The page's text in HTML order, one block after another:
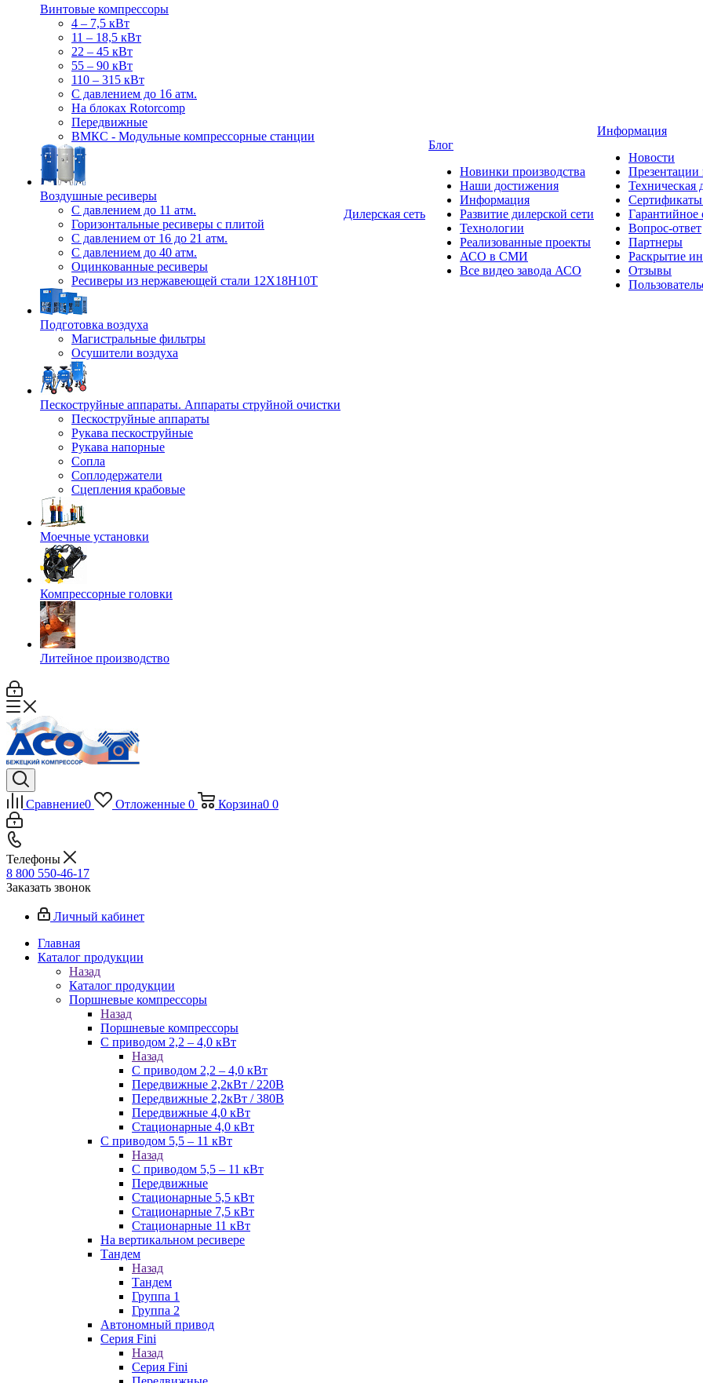
Винтовые компрессоры
4 – 7,5 кВт
11 – 18,5 кВт
22 – 45 кВт
55 – 90 кВт
110 – 315 кВт
С давлением до 16 атм.
На блоках Rotorcomp
Передвижные
ВМКС - Модульные компрессорные станции
Воздушные ресиверы
С давлением до 11 атм.
Горизонтальные ресиверы с плитой
С давлением от 16 до 21 атм.
С давлением до 40 атм.
Оцинкованные ресиверы
Ресиверы из нержавеющей стали 12Х18Н10Т
Подготовка воздуха
Магистральные фильтры
Осушители воздуха
Пескоструйные аппараты. Аппараты струйной очистки
Пескоструйные аппараты
Рукава пескоструйные
Рукава напорные
Сопла
Соплодержатели
Сцепления крабовые
Моечные установки
Компрессорные головки
Литейное производство
Дилерская сеть
Блог
Новинки производства
Наши достижения
Информация
Развитие дилерской сети
Технологии
Реализованные проекты
АСО в СМИ
Все видео завода АСО
Информация
Новости
Техническая
Сертификаты
Гарантийное
Вопрос-ответ
Партнеры
Раскрытие
Отзывы
Сравнение0 Отложенные 0 Корзина0 0
Телефоны
8 800 550-46-17
Заказать звонок
Личный кабинет
Главная
Каталог продукции
Назад
Каталог продукции
Поршневые компрессоры
Назад
Поршневые компрессоры
С приводом 2,2 – 4,0 кВт
Назад
С приводом 2,2 – 4,0 кВт
Передвижные 2,2кВт / 220В
Передвижные 2,2кВт / 380В
Передвижные 4,0 кВт
Стационарные 4,0 кВт
С приводом 5,5 – 11 кВт
Назад
С приводом 5,5 – 11 кВт
Передвижные
Стационарные 5,5 кВт
Стационарные 7,5 кВт
Стационарные 11 кВт
На вертикальном ресивере
Тандем
Назад
Тандем
Группа 1
Группа 2
Автономный привод
Серия Fini
Назад
Серия Fini